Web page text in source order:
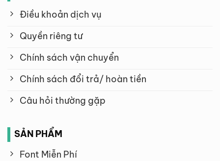
Điều khoản dịch vụ
Quyền riêng tư
Chính sách vận chuyển
Chính sách đổi trả/ hoàn tiền
Câu hỏi thường gặp
SẢN PHẨM
Font Miễn Phí